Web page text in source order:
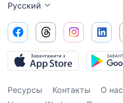
Русский
Ресурсы Контакты О нас